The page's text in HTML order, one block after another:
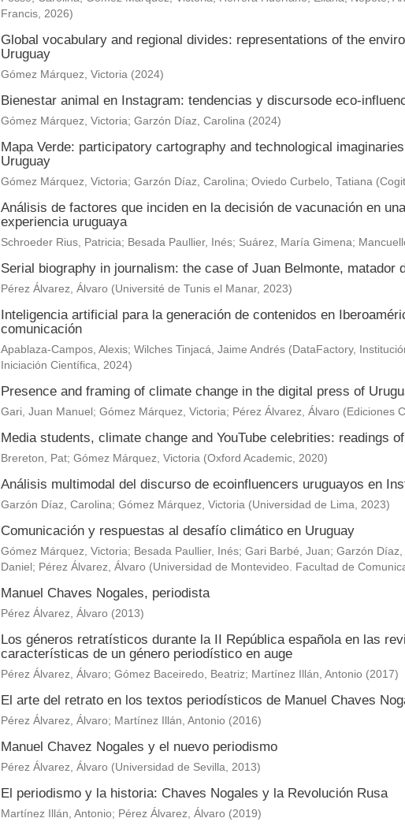
Francis, 2026)
Global vocabulary and regional divides: representations of the
Uruguay
Gómez Márquez, Victoria (2024)
Bienestar animal en Instagram: tendencias y discursode eco-
Gómez Márquez, Victoria; Garzón Díaz, Carolina (2024)
Mapa Verde: participatory cartography and technological
Uruguay
Gómez Márquez, Victoria; Garzón Díaz, Carolina; Oviedo Curbelo, Tatiana (
Análisis de factores que inciden en la decisión de vacunación en
experiencia uruguaya
Schroeder Rius, Patricia; Besada Paullier, Inés; Suárez, María Gimena;
Serial biography in journalism: the case of Juan Belmonte, matador
Pérez Álvarez, Álvaro (Université de Tunis el Manar, 2023)
Inteligencia artificial para la generación de contenidos en
comunicación
Apablaza-Campos, Alexis; Wilches Tinjacá, Jaime Andrés (DataFactory,
Iniciación Científica, 2024)
Presence and framing of climate change in the digital press of
Gari, Juan Manuel ; Gómez Márquez, Victoria; Pérez Álvarez, Álvaro (Ediciones
Media students, climate change and YouTube celebrities: readings
Brereton, Pat; Gómez Márquez, Victoria (Oxford Academic, 2020)
Análisis multimodal del discurso de ecoinfluencers uruguayos en
Garzón Díaz, Carolina; Gómez Márquez, Victoria (Universidad de Lima, 2023)
Comunicación y respuestas al desafío climático en Uruguay
Gómez Márquez, Victoria; Besada Paullier, Inés; Gari Barbé, Juan; Garzón Díaz,
Daniel ; Pérez Álvarez, Álvaro (Universidad de Montevideo. Facultad de
Manuel Chaves Nogales, periodista
Pérez Álvarez, Álvaro (2013)
Los géneros retratísticos durante la II República española en las
características de un género periodístico en auge
Pérez Álvarez, Álvaro; Gómez Baceiredo, Beatriz; Martínez Illán, Antonio (2017)
El arte del retrato en los textos periodísticos de Manuel Chaves
Pérez Álvarez, Álvaro; Martínez Illán, Antonio (2016)
Manuel Chavez Nogales y el nuevo periodismo
Pérez Álvarez, Álvaro (Universidad de Sevilla, 2013)
El periodismo y la historia: Chaves Nogales y la Revolución Rusa
Martínez Illán, Antonio; Pérez Álvarez, Álvaro (2019)